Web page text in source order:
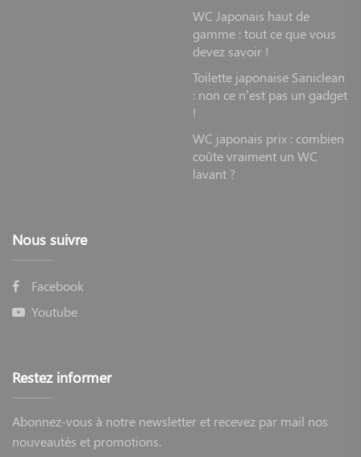
WC Japonais haut de
gamme : tout ce que vous
devez savoir !
Toilette japonaise Saniclean
: non ce n’est pas un gadget
!
WC japonais prix : combien
coûte vraiment un WC
lavant ?
Nous suivre
Facebook
Youtube
Restez informer
Abonnez-vous à notre newsletter et recevez par mail nos
nouveautés et promotions.